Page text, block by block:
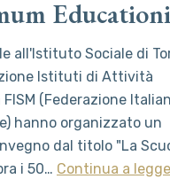
all'Istituto Sociale di
Istituti di Attività
(Federazione
hanno organizzato un
dal titolo "La
i 50… Continua a